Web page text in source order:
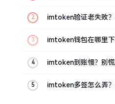
imtoken验证老失败
imtoken钱包在哪里
imtoken到账慢？别
imtoken多签怎么弄